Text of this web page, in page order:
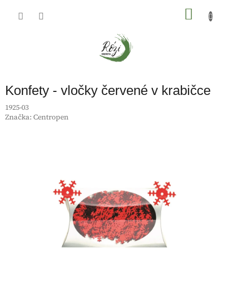
Konfety - vločky červené v krabičce
1925-03
Značka: Centropen